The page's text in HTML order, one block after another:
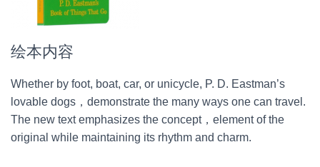
绘本内容
Whether by foot, boat, car, or unicycle, P. D. Eastman’s
lovable dogs，demonstrate the many ways one can travel.
The new text emphasizes the concept，element of the
original while maintaining its rhythm and charm.